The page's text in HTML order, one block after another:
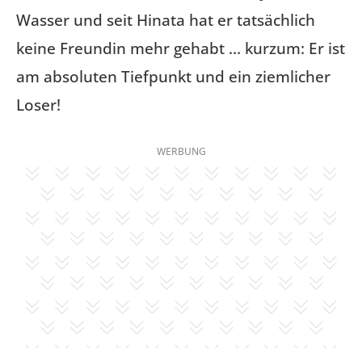
Wasser und seit Hinata hat er tatsächlich
keine Freundin mehr gehabt … kurzum: Er ist
am absoluten Tiefpunkt und ein ziemlicher
Loser!
WERBUNG